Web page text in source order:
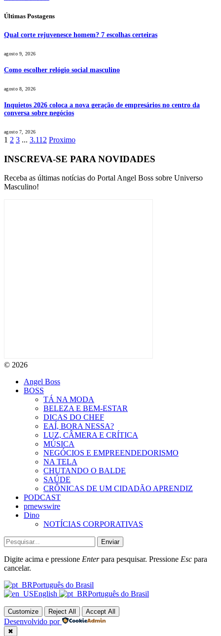
Últimas Postagens
Qual corte rejuvenesce homem? 7 escolhas certeiras
agosto 9, 2026
Como escolher relógio social masculino
agosto 8, 2026
Inquietos 2026 coloca a nova geração de empresários no centro da
conversa sobre negócios
agosto 7, 2026
1 2 3 ... 3.112 Proximo
INSCREVA-SE PARA NOVIDADES
Receba as últimas notícias do Portal Angel Boss sobre Universo
Masculino!
© 2026
Angel Boss
BOSS
TÁ NA MODA
BELEZA E BEM-ESTAR
DICAS DO CHEF
EAÍ, BORA NESSA?
LUZ, CÂMERA E CRÍTICA
MÚSICA
NEGÓCIOS E EMPREENDEDORISMO
NA TELA
CHUTANDO O BALDE
SAÚDE
CRÔNICAS DE UM CIDADÃO APRENDIZ
PODCAST
prnewswire
Dino
NOTÍCIAS CORPORATIVAS
Enviar
Digite acima e pressione Enterpara pesquisar. Pressione Esc para
cancelar.
Português do Brasil
English
Português do Brasil
Customize Reject All Accept All
Desenvolvido por
✖